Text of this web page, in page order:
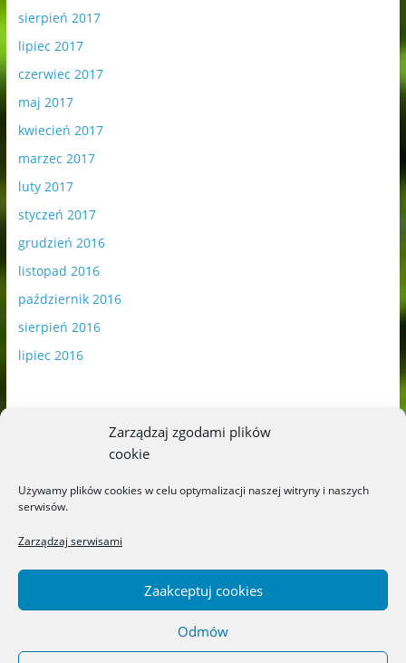
Zarządzaj zgodami plików
cookie
Używamy plików cookies w celu optymalizacji naszej witryny i naszych
serwisów.
Zarządzaj serwisami
Zaakceptuj cookies
Odmów
sierpień 2017
lipiec 2017
czerwiec 2017
maj 2017
kwiecień 2017
marzec 2017
luty 2017
styczeń 2017
grudzień 2016
listopad 2016
październik 2016
sierpień 2016
lipiec 2016
Blog o książkach dla dzieci i młodzieży –
recenzje i rekomendacje. All rights reserved.